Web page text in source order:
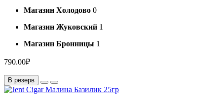
Магазин Холодово 0
Магазин Жуковский 1
Магазин Бронницы 1
790.00₽
В резерв